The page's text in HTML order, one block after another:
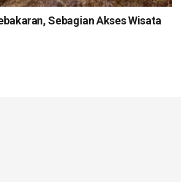
Sebagian Akses Wisata